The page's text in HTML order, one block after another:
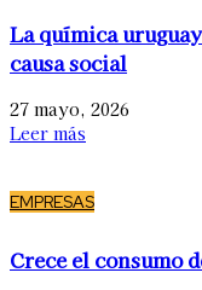
La química
causa social
27 mayo, 2026
Leer más
EMPRESAS
Crece el consumo